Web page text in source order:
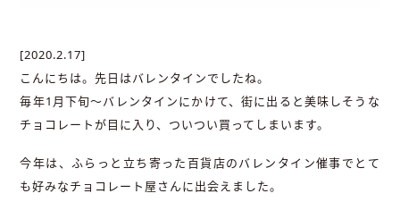
[2020.2.17]
こんにちは。先日はバレンタインでしたね。
毎年1月下旬～バレンタインにかけて、街に出ると美味しそうな
チョコレートが目に入り、ついつい買ってしまいます。
今年は、ふらっと立ち寄った百貨店のバレンタイン催事でとて
も好みなチョコレート屋さんに出会えました。